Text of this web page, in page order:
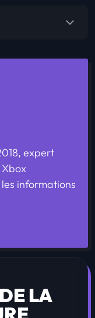
expert
informations
LA